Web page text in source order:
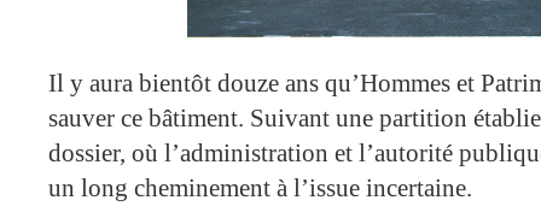
Il y aura bientôt douze ans qu’Hommes et
sauver ce bâtiment. Suivant une partition
dossier, où l’administration et l’autorité
un long cheminement à l’issue incertaine.